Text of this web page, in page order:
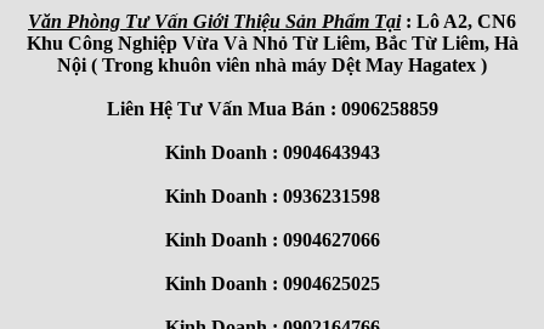
Văn Phòng Tư Vấn Giới Thiệu Sản Phẩm Tại: Lô A2, CN6
Khu Công Nghiệp Vừa Và Nhỏ Từ Liêm, Bắc Từ Liêm, Hà
Nội ( Trong khuôn viên nhà máy Dệt May Hagatex )
Liên Hệ Tư Vấn Mua Bán : 0906258859
Kinh Doanh : 0904643943
Kinh Doanh : 0936231598
Kinh Doanh : 0904627066
Kinh Doanh : 0904625025